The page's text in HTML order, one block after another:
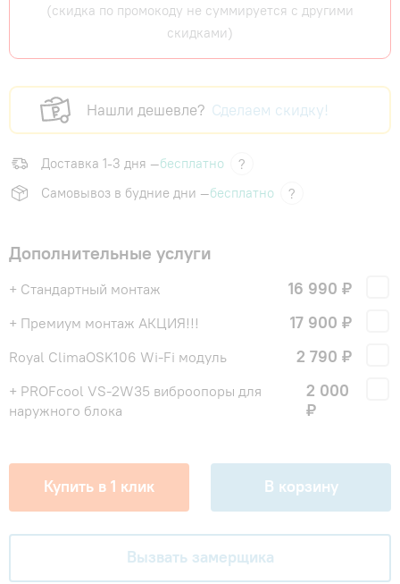
(скидка по промокоду не суммируется с другими
скидками)
Нашли дешевле? Сделаем скидку!
Доставка 1-3 дня —бесплатно
?
Самовывоз в будние дни —бесплатно ?
Дополнительные услуги
+ Стандартный монтаж 16 990 ₽
+ Премиум монтаж АКЦИЯ!!! 17 900 ₽
Royal ClimaOSK106 Wi-Fi модуль 2 790 ₽
+ PROFcool VS-2W35 виброопоры для
наружного блока
2 000
₽
Купить в 1 клик В корзину
Вызвать замерщика